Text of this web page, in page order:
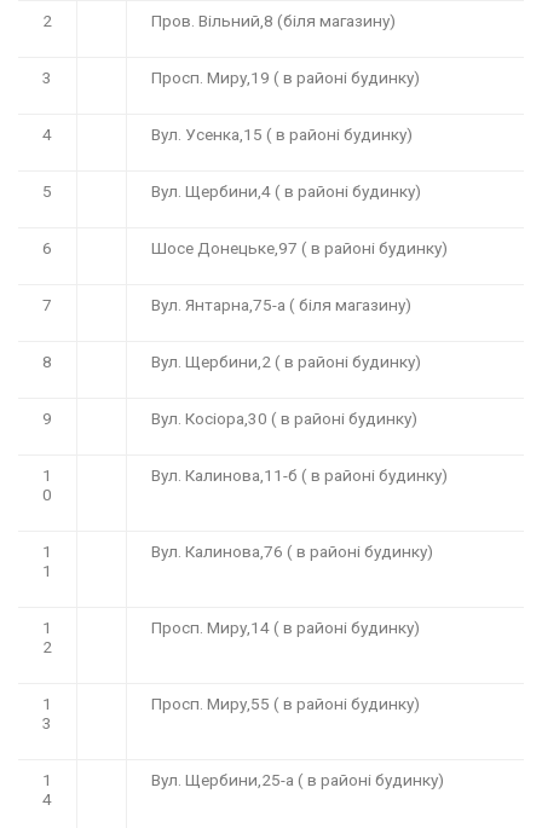
2 Пров. Вільний,8 (біля магазину)
3 Просп. Миру,19 ( в районі будинку)
4 Вул. Усенка,15 ( в районі будинку)
5 Вул. Щербини,4 ( в районі будинку)
6 Шосе Донецьке,97 ( в районі будинку)
7 Вул. Янтарна,75-а ( біля магазину)
8 Вул. Щербини,2 ( в районі будинку)
9 Вул. Косіора,30 ( в районі будинку)
1
0
Вул. Калинова,11-б ( в районі будинку)
1
1
Вул. Калинова,76 ( в районі будинку)
1
2
Просп. Миру,14 ( в районі будинку)
1
3
Просп. Миру,55 ( в районі будинку)
1
4
Вул. Щербини,25-а ( в районі будинку)